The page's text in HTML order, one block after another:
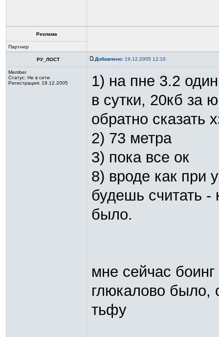
Реклама
Партнер
РУ_ЛОСТ Добавлено: 19.12.2005 12:10
Member
Статус: Не в сети
Регистрация: 19.12.2005
1) на пне 3.2
в сутки, 20кб за
обратно сказать
2) 73 метра
3) пока все ок
8) вроде как при
будешь считать -
было.
мне сейчас боинг
глюкалово было,
тьфу